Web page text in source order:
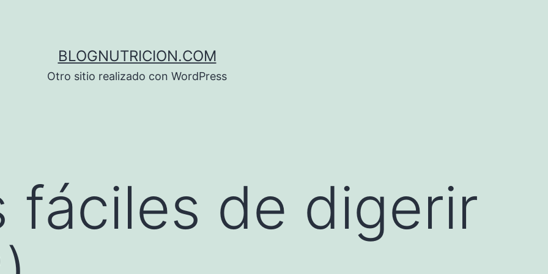
BLOGNUTRICION.COM
Otro sitio realizado con WordPress
fáciles de digerir